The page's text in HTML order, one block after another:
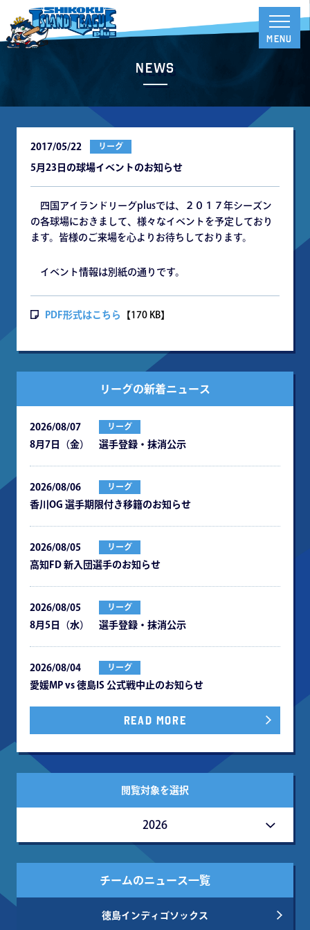
News
2017/05/22 リーグ
5月23日の球場イベントのお知らせ
四国アイランドリーグplusでは、２０１７年シーズン
の各球場におきまして、様々なイベントを予定しており
ます。皆様のご来場を心よりお待ちしております。
イベント情報は別紙の通りです。
PDF形式はこちら 【170 KB】
リーグの新着ニュース
2026/08/07 リーグ
8月7日（金） 選手登録・抹消公示
2026/08/06 リーグ
⾹川OG 選⼿期限付き移籍のお知らせ
2026/08/05 リーグ
⾼知FD 新⼊団選⼿のお知らせ
2026/08/05 リーグ
8月5日（水） 選手登録・抹消公示
2026/08/04 リーグ
愛媛MP vs 徳島IS 公式戦中⽌のお知らせ
READ MORE
閲覧対象を選択
2026
チームのニュース一覧
徳島インディゴソックス